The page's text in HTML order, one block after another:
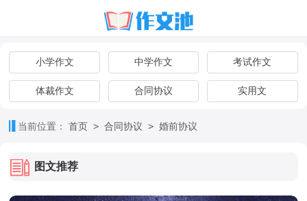
小学作文 中学作文 考试作文
体裁作文 合同协议 实用文
当前位置： 首页 > 合同协议 > 婚前协议
图文推荐